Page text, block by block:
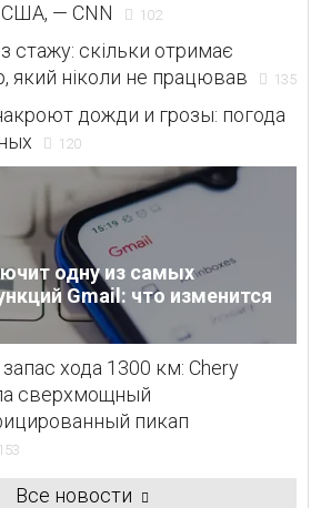
— CNN
102
стажу: скільки отримає
який ніколи не працював
135
дожди и грозы: погода
120
одну из самых
Gmail: что изменится
хода 1300 км: Chery
сверхмощный
пикап
153
Все новости